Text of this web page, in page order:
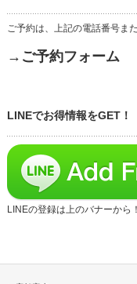
ご予約は、上記の電話番号ま
→ご予約フォーム
LINEでお得情報をGET！
LINEの登録は上のバナーから！